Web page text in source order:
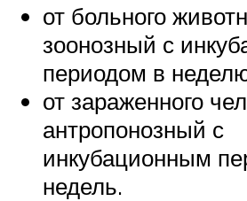
от больного
зоонозный с
периодом в
от зараженного
антропонозный с
инкубационным
недель.